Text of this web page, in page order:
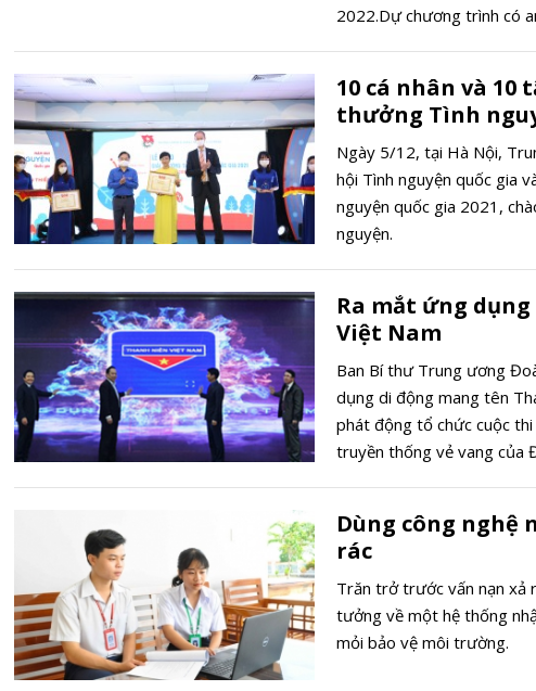
2022.Dự chương trình có
10 cá nhân và 10
thưởng Tình
Ngày 5/12, tại Hà Nội,
hội Tình nguyện quốc gia
nguyện quốc gia 2021,
nguyện.
Ra mắt ứng
Việt Nam
Ban Bí thư Trung ương
dụng di động mang tên
phát động tổ chức cuộc
truyền thống vẻ vang của
Dùng công nghệ
rác
Trăn trở trước vấn nạn xả
tưởng về một hệ thống
mỏi bảo vệ môi trường.